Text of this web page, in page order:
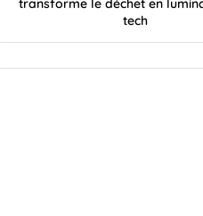
transforme le déchet en
tech